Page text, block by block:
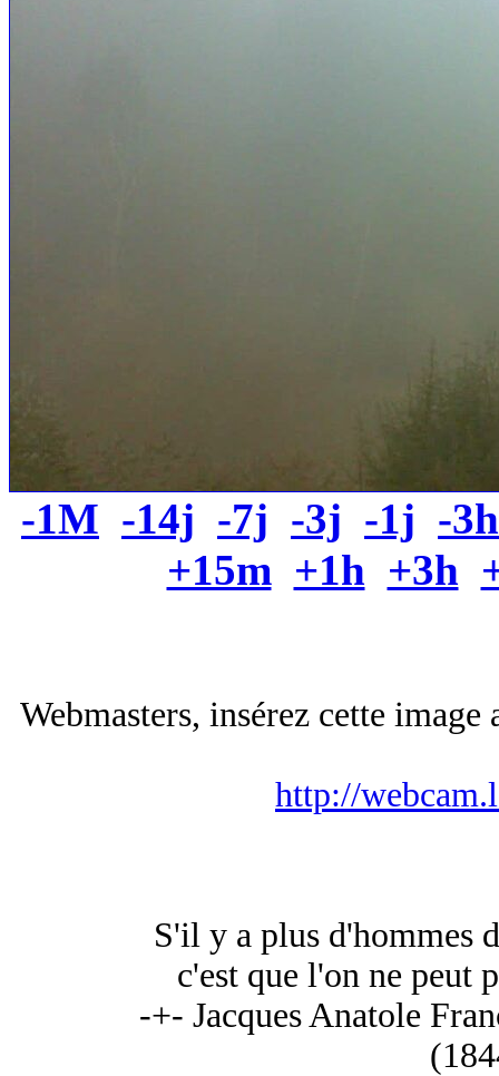
-1M -14j -7j -3j -1j -3h
+15m +1h +3h
Webmasters, insérez cette
http://
S'il y a plus d'hommes
c'est que l'on ne peut
-+- Jacques Anatole